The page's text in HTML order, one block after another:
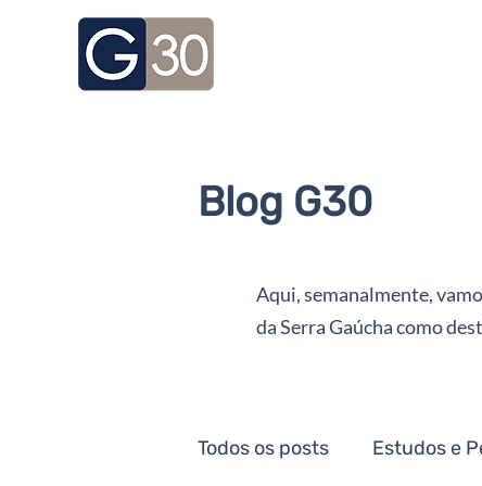
Blog G30
Aqui, semanalmente,
da Serra Gaúcha como
Todos os posts Estudos e